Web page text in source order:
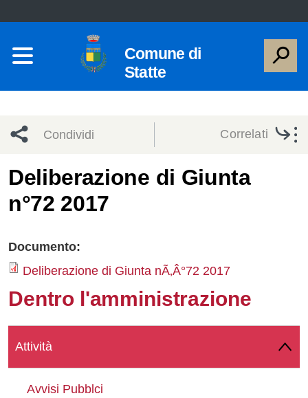
Comune di
Statte
Condividi
sui social
Condividi
Condividi
Twitter
su
Facebook
Condividi
su
Whatsapp
Correlati
Deliberazione di Giunta
n°72 2017
Documento:
Deliberazione di Giunta nÃ‚Â°72 2017
Dentro l'amministrazione
Attività
Avvisi Pubblci